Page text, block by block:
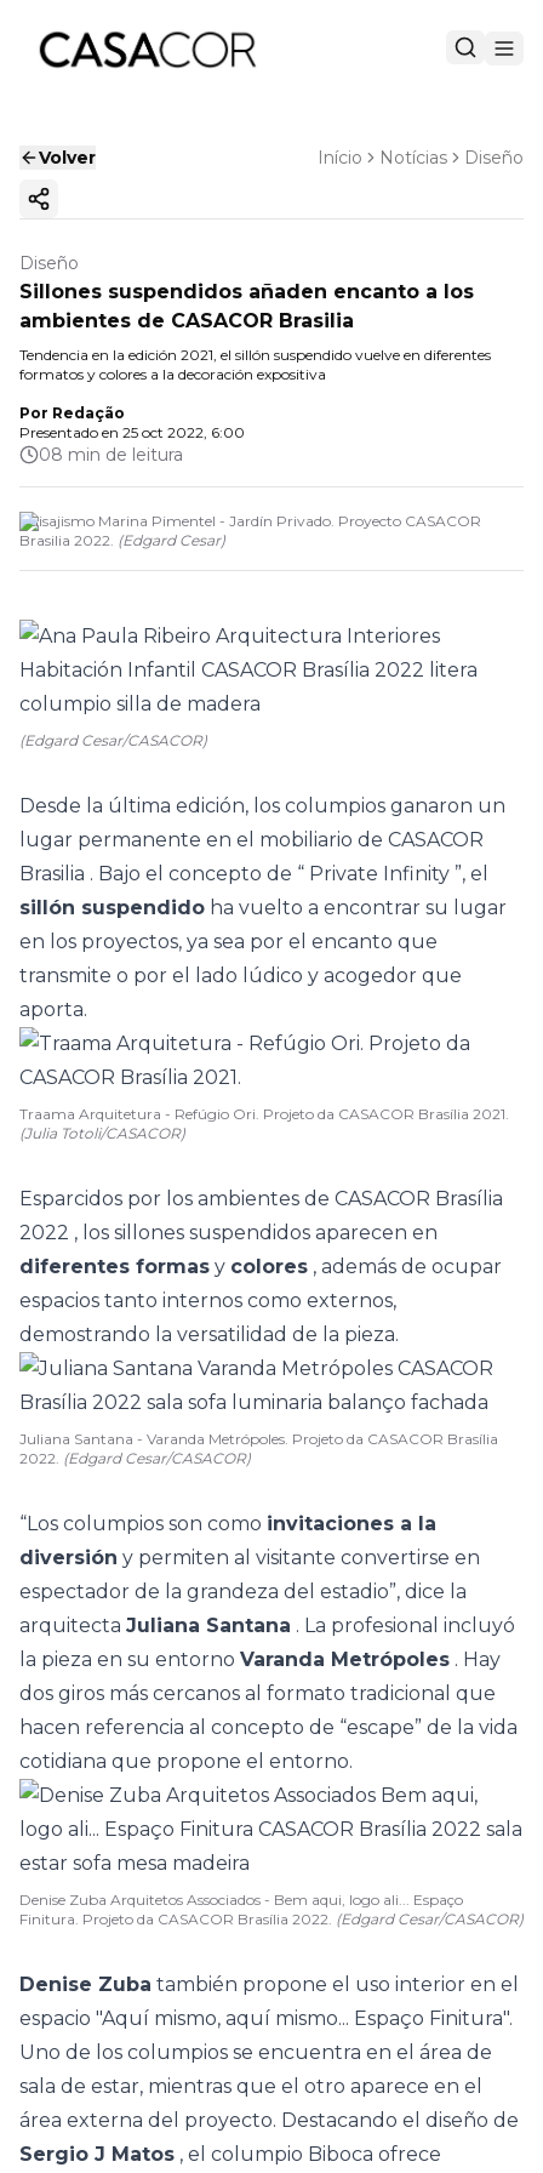
Volver Início Notícias Diseño
Copiar enlace
Diseño
Sillones suspendidos añaden encanto a los
ambientes de CASACOR Brasilia
Tendencia en la edición 2021, el sillón suspendido vuelve en diferentes
formatos y colores a la decoración expositiva
Por Redação
Presentado en 25 oct 2022, 6:00
08 min de leitura
Paisajismo Marina Pimentel - Jardín Privado. Proyecto CASACOR
Brasilia 2022. (Edgard Cesar)
(Edgard Cesar/CASACOR)
Desde la última edición, los columpios ganaron un
lugar permanente en el mobiliario de CASACOR
Brasilia . Bajo el concepto de “ Private Infinity ”, el
sillón suspendido ha vuelto a encontrar su lugar
en los proyectos, ya sea por el encanto que
transmite o por el lado lúdico y acogedor que
aporta.
Traama Arquitetura - Refúgio Ori. Projeto da CASACOR Brasília 2021.
(Julia Totoli/CASACOR)
Esparcidos por los ambientes de CASACOR Brasília
2022 , los sillones suspendidos aparecen en
diferentes formas y colores , además de ocupar
espacios tanto internos como externos,
demostrando la versatilidad de la pieza.
Juliana Santana - Varanda Metrópoles. Projeto da CASACOR Brasília
2022. (Edgard Cesar/CASACOR)
“Los columpios son como invitaciones a la
diversión y permiten al visitante convertirse en
espectador de la grandeza del estadio”, dice la
arquitecta Juliana Santana . La profesional incluyó
la pieza en su entorno Varanda Metrópoles . Hay
dos giros más cercanos al formato tradicional que
hacen referencia al concepto de “escape” de la vida
cotidiana que propone el entorno.
Denise Zuba Arquitetos Associados - Bem aqui, logo ali... Espaço
Finitura. Projeto da CASACOR Brasília 2022. (Edgard Cesar/CASACOR)
Denise Zuba también propone el uso interior en el
espacio "Aquí mismo, aquí mismo... Espaço Finitura".
Uno de los columpios se encuentra en el área de
sala de estar, mientras que el otro aparece en el
área externa del proyecto. Destacando el diseño de
Sergio J Matos , el columpio Biboca ofrece